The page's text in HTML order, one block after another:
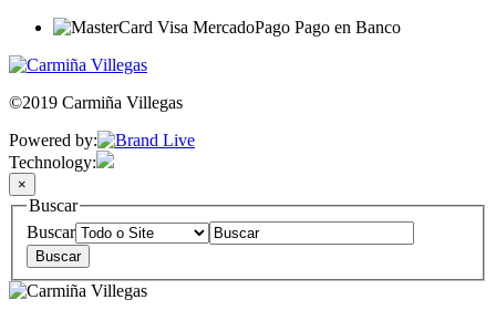
©2019 Carmiña Villegas
Powered by:
Technology:
×
Buscar
Buscar